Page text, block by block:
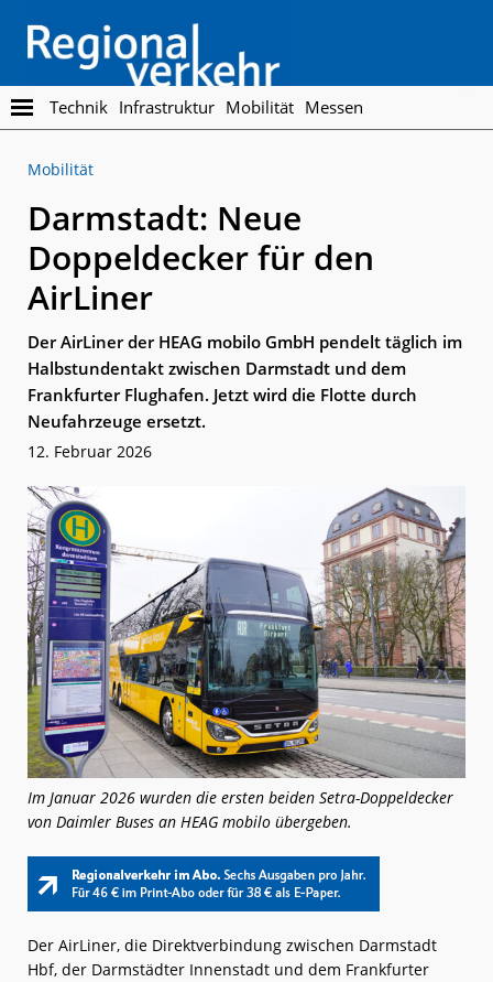
main
content
footer
Regionalverkehr
Die
Fachzeitschrift
den
Personennahverkehr
Technik Infrastruktur Mobilität Messen
Mobilität
Darmstadt: Neue
Doppeldecker für den
AirLiner
Der AirLiner der HEAG mobilo GmbH pendelt täglich im
Halbstundentakt zwischen Darmstadt und dem
Frankfurter Flughafen. Jetzt wird die Flotte durch
Neufahrzeuge ersetzt.
12. Februar 2026
Im Januar 2026 wurden die ersten beiden Setra-Doppeldecker
von Daimler Buses an HEAG mobilo übergeben.
Der AirLiner, die Direktverbindung zwischen Darmstadt
Hbf, der Darmstädter Innenstadt und dem Frankfurter